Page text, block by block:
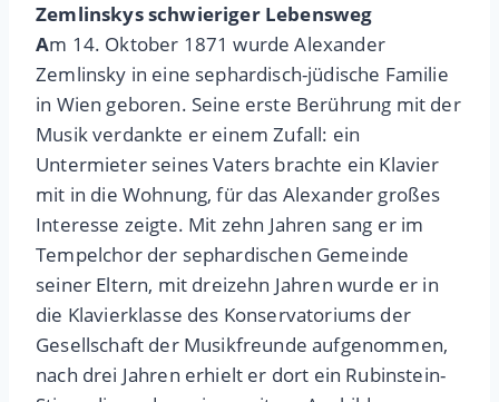
Zemlinskys schwieriger Lebensweg
Am 14. Oktober 1871 wurde Alexander
Zemlinsky in eine sephardisch-jüdische Familie
in Wien geboren. Seine erste Berührung mit der
Musik verdankte er einem Zufall: ein
Untermieter seines Vaters brachte ein Klavier
mit in die Wohnung, für das Alexander großes
Interesse zeigte. Mit zehn Jahren sang er im
Tempelchor der sephardischen Gemeinde
seiner Eltern, mit dreizehn Jahren wurde er in
die Klavierklasse des Konservatoriums der
Gesellschaft der Musikfreunde aufgenommen,
nach drei Jahren erhielt er dort ein Rubinstein-